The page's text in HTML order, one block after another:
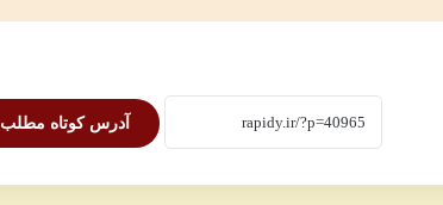
آدرس کوتاه مطلب